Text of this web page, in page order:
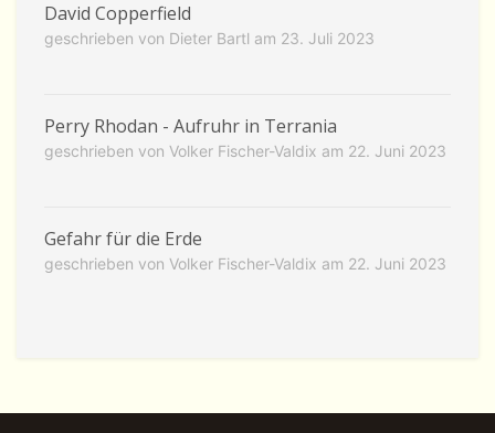
David Copperfield
geschrieben von Dieter Bartl am 23. Juli 2023
Perry Rhodan - Aufruhr in Terrania
geschrieben von Volker Fischer-Valdix am 22. Juni 2023
Gefahr für die Erde
geschrieben von Volker Fischer-Valdix am 22. Juni 2023